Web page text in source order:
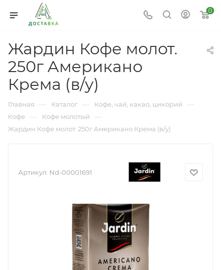
0
Жардин Кофе молот.
250г Американо
Крема (в/у)
Главная — Каталог — Кофе, чай, какао, цикорий —
Кофе — Кофе молотый —
Жардин Кофе молот. 250г Американо Крема (в/у)
Артикул: Nd-00001691